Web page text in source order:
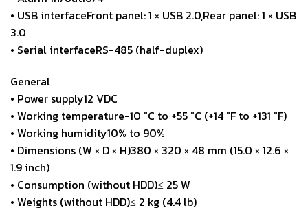
• USB interfaceFront panel: 1 × USB 2.0,Rear panel: 1 × USB
3.0
• Serial interfaceRS-485 (half-duplex)
General
• Power supply12 VDC
• Working temperature-10 °C to +55 °C (+14 °F to +131 °F)
• Working humidity10% to 90%
• Dimensions (W × D × H)380 × 320 × 48 mm (15.0 × 12.6 ×
1.9 inch)
• Consumption (without HDD)≤ 25 W
• Weights (without HDD)≤ 2 kg (4.4 lb)